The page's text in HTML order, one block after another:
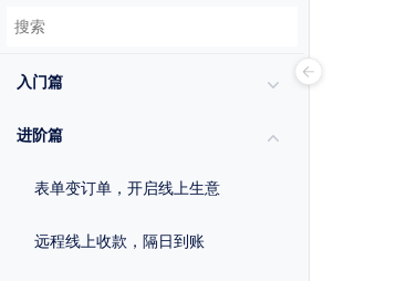
入门篇
进阶篇
表单变订单，开启线上生意
远程线上收款，隔日到账